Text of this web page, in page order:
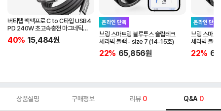
버티탭 팩맥프로 C to C타입 USB4
PD 240W 초고속충전 마그네틱
케이블 1m
40% 15,484원
온라인 단독
브링 스마트링 블루투스 슬립테크
세라믹 블랙 - size 7 (14-15호)
22% 65,856원
온라인 단독
브링 스마트
세라믹 블
22%
상품설명 구매정보 리뷰 0 Q&A 0